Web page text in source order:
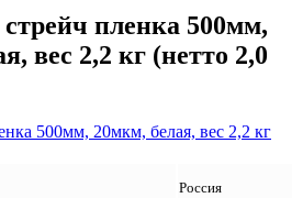
пленка 500мм,
вес 2,2 кг (нетто 2,0
Россия